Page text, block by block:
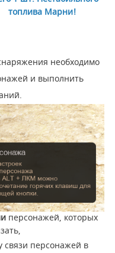
топлива Марни!
необходимо
и выполнить
персонажей, которых
связи персонажей в